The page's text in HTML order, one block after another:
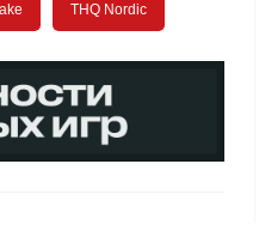
THQ Nordic